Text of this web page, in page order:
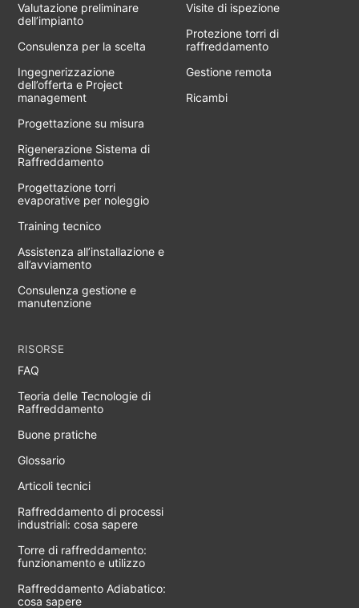
Valutazione preliminare
dell’impianto
Consulenza per la scelta
Ingegnerizzazione
dell’offerta e Project
management
Progettazione su misura
Rigenerazione Sistema di
Raffreddamento
Progettazione torri
evaporative per noleggio
Training tecnico
Assistenza all’installazione e
all’avviamento
Consulenza gestione e
manutenzione
Visite di ispezione
Protezione torri di
raffreddamento
Gestione remota
Ricambi
RISORSE
FAQ
Teoria delle Tecnologie di
Raffreddamento
Buone pratiche
Glossario
Articoli tecnici
Raffreddamento di processi
industriali: cosa sapere
Torre di raffreddamento:
funzionamento e utilizzo
Raffreddamento Adiabatico:
cosa sapere